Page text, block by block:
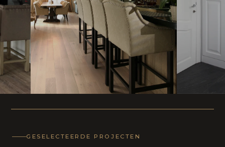
Landhuis - Grimbergen
GESELECTEERDE PROJECTEN